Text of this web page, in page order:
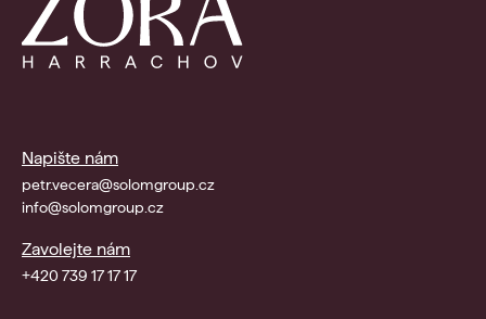
Napište nám
petr.vecera@solomgroup.cz
info@solomgroup.cz
Zavolejte nám
+420 739 17 17 17